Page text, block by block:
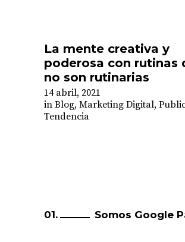
La mente creativa y
poderosa con rutinas
no son rutinarias
14 abril, 2021
in Blog, Marketing Digital,
Tendencia
Somos Google